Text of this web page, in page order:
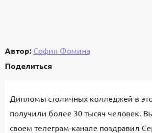
Автор: София Фомина
Поделиться
Дипломы столичных колледжей в
получили более 30 тысяч человек.
своем телеграм-канале поздравил